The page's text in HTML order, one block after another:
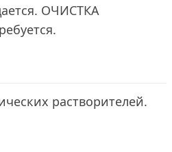
ОЧИСТКА
растворителей.